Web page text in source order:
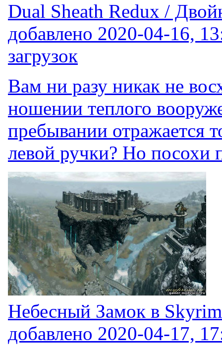
Dual Sheath Redux /
добавлено 2020-04-16,
загрузок
Вам ни разу никак не
ношении теплого
пребывании отражается
левой ручки? Но посохи
Небесный Замок в Skyrim
добавлено 2020-04-17,